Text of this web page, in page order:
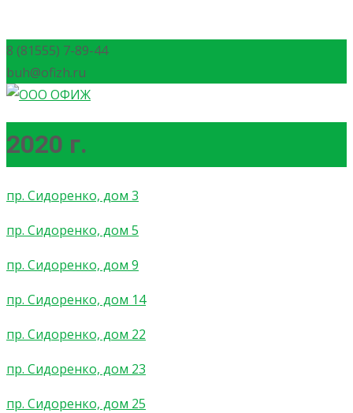
8 (81555) 7-89-44
buh@ofizh.ru
2020 г.
пр. Сидоренко, дом 3
пр. Сидоренко, дом 5
пр. Сидоренко, дом 9
пр. Сидоренко, дом 14
пр. Сидоренко, дом 22
пр. Сидоренко, дом 23
пр. Сидоренко, дом 25